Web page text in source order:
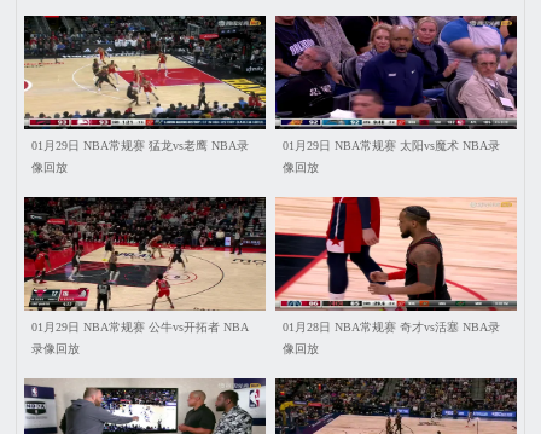
01月29日 NBA常规赛 猛龙vs老鹰 NBA录
像回放
01月29日 NBA常规赛 太阳vs魔术 NBA录
像回放
01月29日 NBA常规赛 公牛vs开拓者 NBA
录像回放
01月28日 NBA常规赛 奇才vs活塞 NBA录
像回放